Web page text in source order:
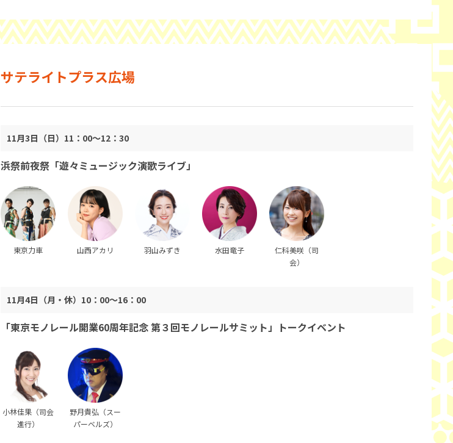
サテライトプラス広場
11月3日（日）11：00～12：30
浜祭前夜祭「遊々ミュージック演歌ライブ」
東京力車 山西アカリ 羽山みずき 水田竜子
仁科美咲（司
会）
11月4日（月・休）10：00～16：00
「東京モノレール開業60周年記念 第３回モノレールサミット」トークイベント
小林佳果（司会
進行）
野月貴弘（スー
パーベルズ）